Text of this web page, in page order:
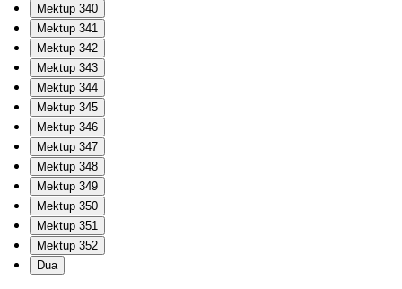
Mektup 340
Mektup 341
Mektup 342
Mektup 343
Mektup 344
Mektup 345
Mektup 346
Mektup 347
Mektup 348
Mektup 349
Mektup 350
Mektup 351
Mektup 352
Dua